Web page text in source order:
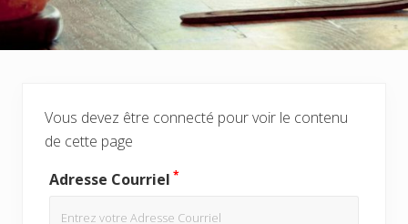
Vous devez être connecté pour voir le contenu
de cette page
Adresse Courriel *